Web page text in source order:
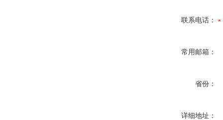
联系电话：
常用邮箱：
省份：
详细地址：